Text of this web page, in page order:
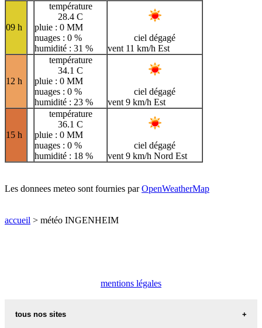
09 h
température
28.4 C
pluie : 0 MM
nuages : 0 %
humidité : 31 %
ciel dégagé
vent 11 km/h Est
12 h
température
34.1 C
pluie : 0 MM
nuages : 0 %
humidité : 23 %
ciel dégagé
vent 9 km/h Est
15 h
température
36.1 C
pluie : 0 MM
nuages : 0 %
humidité : 18 %
ciel dégagé
vent 9 km/h Nord Est
Les donnees meteo sont fournies parOpenWeatherMap
accueil > météo INGENHEIM
mentions légales
tous nos sites